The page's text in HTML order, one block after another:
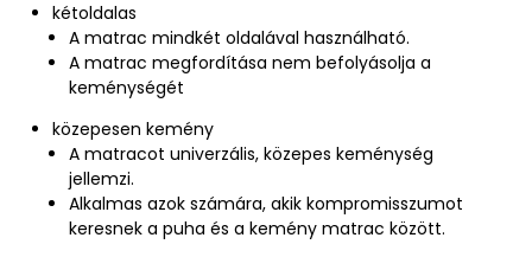
kétoldalas
A matrac mindkét oldalával használható.
A matrac megfordítása nem befolyásolja a
keménységét
közepesen kemény
A matracot univerzális, közepes keménység
jellemzi.
Alkalmas azok számára, akik kompromisszumot
keresnek a puha és a kemény matrac között.